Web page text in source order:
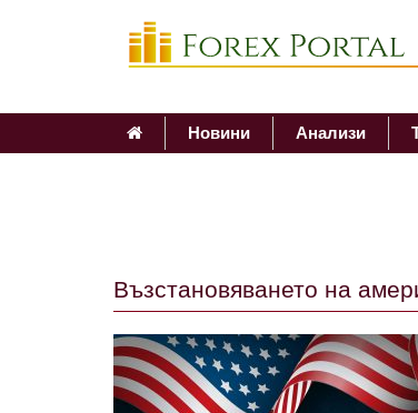
Новини Анализи
Възстановяването на